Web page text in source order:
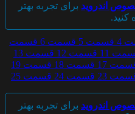
اندروید برای تجربه بهتر
کنید.
4 قسمت 5 قسمت 6
قسمت
11 قسمت 12
قسمت 13
17 قسمت 18
قسمت 19
23 قسمت 24
قسمت 25
اندروید برای تجربه بهتر